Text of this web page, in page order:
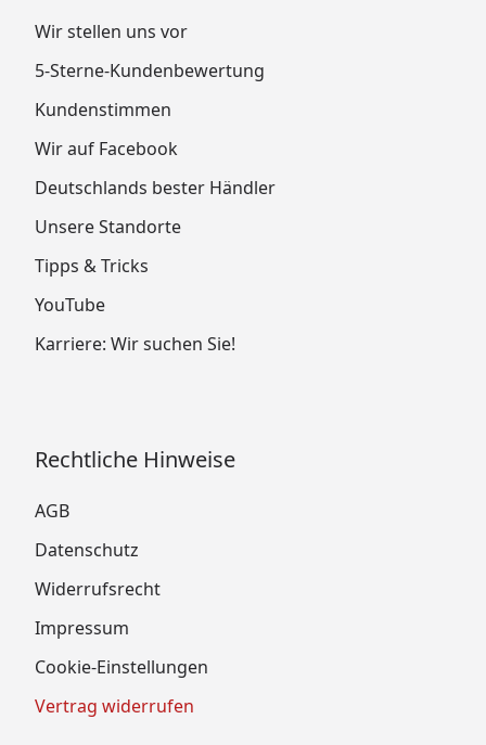
Wir stellen uns vor
5-Sterne-Kundenbewertung
Kundenstimmen
Wir auf Facebook
Deutschlands bester Händler
Unsere Standorte
Tipps & Tricks
YouTube
Karriere: Wir suchen Sie!
Rechtliche Hinweise
AGB
Datenschutz
Widerrufsrecht
Impressum
Cookie-Einstellungen
Vertrag widerrufen